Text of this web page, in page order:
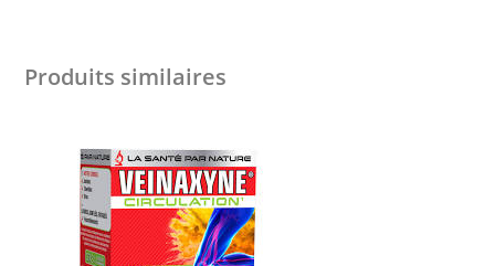
Produits similaires